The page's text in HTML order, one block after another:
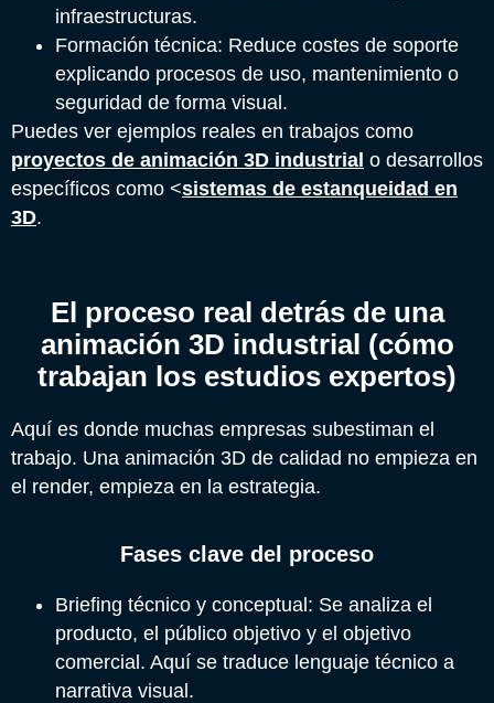
infraestructuras.
Formación técnica: Reduce costes de soporte
explicando procesos de uso, mantenimiento o
seguridad de forma visual.
Puedes ver ejemplos reales en trabajos como
proyectos de animación 3D industrial o desarrollos
específicos como <sistemas de estanqueidad en
3D.
El proceso real detrás de una
animación 3D industrial (cómo
trabajan los estudios expertos)
Aquí es donde muchas empresas subestiman el
trabajo. Una animación 3D de calidad no empieza en
el render, empieza en la estrategia.
Fases clave del proceso
Briefing técnico y conceptual: Se analiza el
producto, el público objetivo y el objetivo
comercial. Aquí se traduce lenguaje técnico a
narrativa visual.